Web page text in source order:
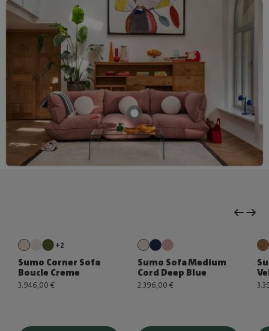
+2
Sumo Corner Sofa
Boucle Creme
3.946,00 €
Sumo Sofa Medium
Cord Deep Blue
2.396,00 €